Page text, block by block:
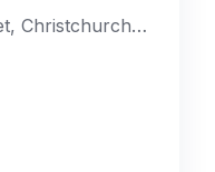
130-120 Hereford Street, Christchurch Central City, Christchurch 8011, Nueva Zelanda